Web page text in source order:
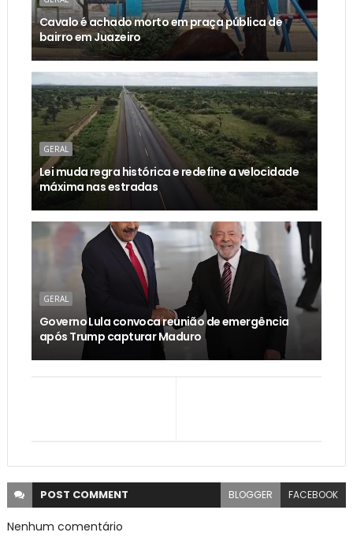
Cavalo é achado morto em praça pública de
bairro em Juazeiro
GERAL
Lei muda regra histórica e redefine a velocidade
máxima nas estradas
GERAL
Governo Lula convoca reunião de emergência
após Trump capturar Maduro
POST COMMENT BLOGGER FACEBOOK
Nenhum comentário